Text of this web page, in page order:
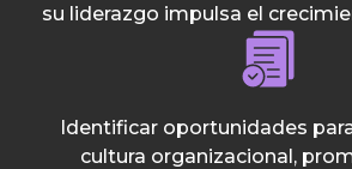
su liderazgo impulsa el
Identificar oportunidades
cultura organizacional,